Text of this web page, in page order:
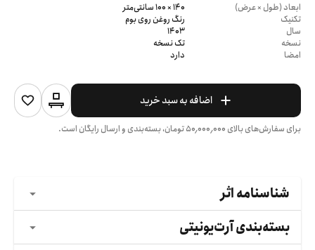
ابعاد (طول × عرض)
140 × 100 سانتی‌متر
تکنیک
رنگ روغن روی بوم
سال
1403
نسخه
تک نسخه
امضا
دارد
اضافه به سبد خرید
برای سفارش‌های بالای ۵۰٬۰۰۰٬۰۰۰تومان، بسته‌بندی و ارسال رایگان است.
شناسنامه اثر
بسته‌بندی آرت‌یونیتی